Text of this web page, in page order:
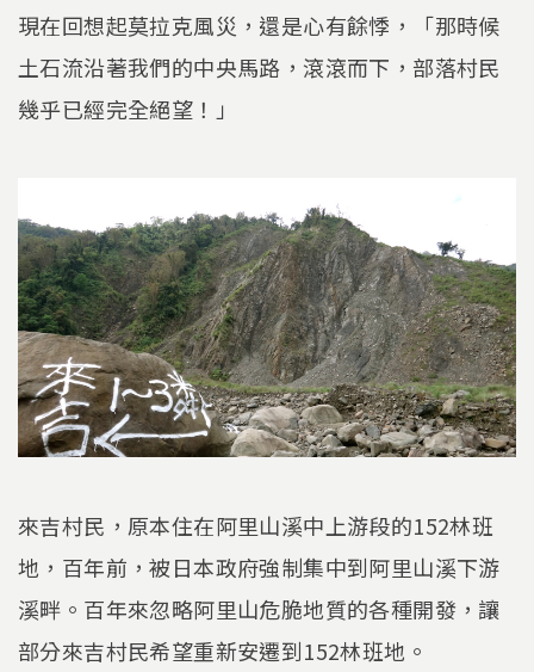
現在回想起莫拉克風災，還是心有餘悸，「那時候
土石流沿著我們的中央馬路，滾滾而下，部落村民
幾乎已經完全絕望！」
來吉村民，原本住在阿里山溪中上游段的152林班
地，百年前，被日本政府強制集中到阿里山溪下游
溪畔。百年來忽略阿里山危脆地質的各種開發，讓
部分來吉村民希望重新安遷到152林班地。